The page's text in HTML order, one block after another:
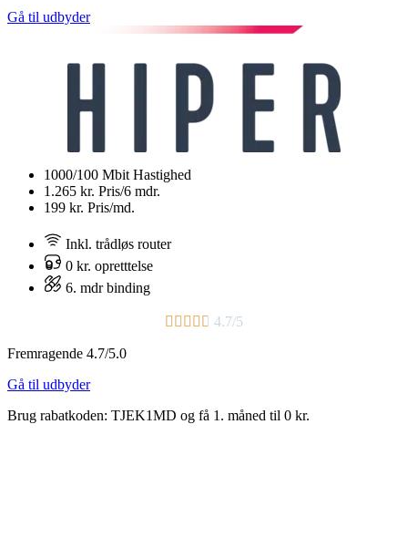
Gå til udbyder
1000/100 Mbit Hastighed
1.265 kr. Pris/6 mdr.
199 kr. Pris/md.
Inkl. trådløs router
0 kr. opretttelse
6. mdr binding​
     4.7/5
Fremragende 4.7/5.0
Gå til udbyder
Brug rabatkoden: TJEK1MD og få 1. måned til 0 kr.